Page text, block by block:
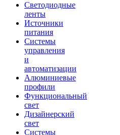
Светодиодные
ленты
Источники
питания
Системы
управления
и
автоматизации
Алюминиевые
профили
Функциональный
свет
Дизайнерский
свет
Системы